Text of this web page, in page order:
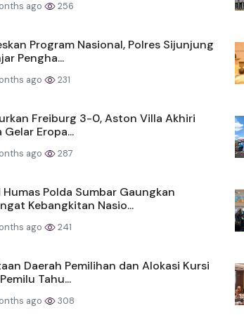
ago 256
Program Nasional, Polres Sijunjung
Pengha...
ago 231
Freiburg 3-0, Aston Villa Akhiri
Gelar Eropa...
ago 287
Humas Polda Sumbar Gaungkan
Kebangkitan Nasio...
ago 241
Daerah Pemilihan dan Alokasi Kursi
Tahu...
ago 308